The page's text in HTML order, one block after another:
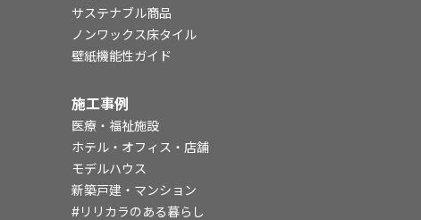
サステナブル商品
ノンワックス床タイル
壁紙機能性ガイド
施工事例
医療・福祉施設
ホテル・オフィス・店舗
モデルハウス
新築戸建・マンション
#リリカラのある暮らし